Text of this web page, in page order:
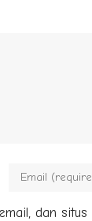
dan